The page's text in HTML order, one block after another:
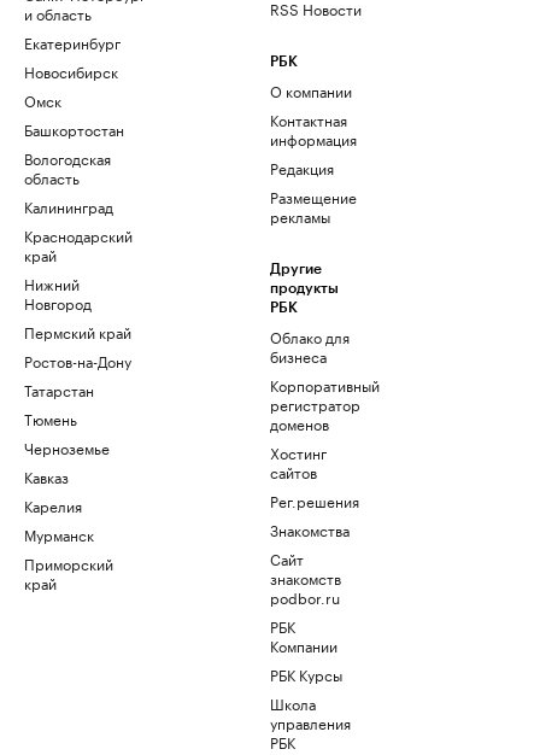
и область
Екатеринбург
Новосибирск
Омск
Башкортостан
Вологодская
область
Калининград
Краснодарский
край
Нижний
Новгород
Пермский край
Ростов-на-Дону
Татарстан
Тюмень
Черноземье
Кавказ
Карелия
Мурманск
Приморский
край
RSS Новости
РБК
О компании
Контактная
информация
Редакция
Размещение
рекламы
Другие
продукты
РБК
Облако для
бизнеса
Корпоративный
регистратор
доменов
Хостинг
сайтов
Рег.решения
Знакомства
Сайт
знакомств
podbor.ru
РБК
Компании
РБК Курсы
Школа
управления
РБК